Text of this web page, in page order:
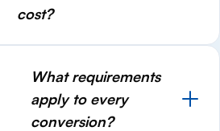
cost?
What requirements
apply to every
conversion?